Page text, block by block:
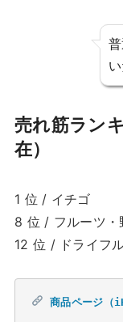
売れ筋ラン
在）
1 位 / イチゴ
8 位 / フルーツ・
12 位 / ドライフ
商品ページ（